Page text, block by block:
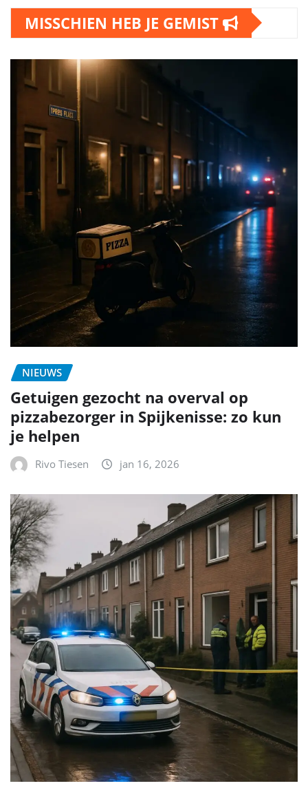
MISSCHIEN HEB JE GEMIST
NIEUWS
Getuigen gezocht na overval op
pizzabezorger in Spijkenisse: zo kun
je helpen
Rivo Tiesen jan 16, 2026